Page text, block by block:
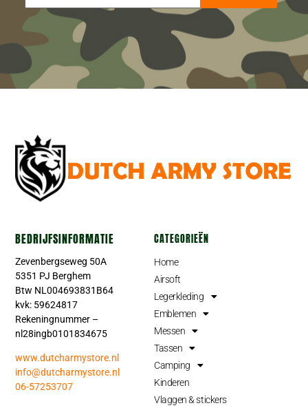
BEDRIJFSINFORMATIE
Zevenbergseweg 50A
5351 PJ Berghem
Btw NL004693831B64
kvk: 59624817
Rekeningnummer –
nl28ingb0101834675
www.dutcharmystore.nl
info@dutcharmystore.nl
06-57253707
CATEGORIEËN
Home
Airsoft
Legerkleding
Emblemen
Messen
Tassen
Camping
Kinderen
Vlaggen & stickers